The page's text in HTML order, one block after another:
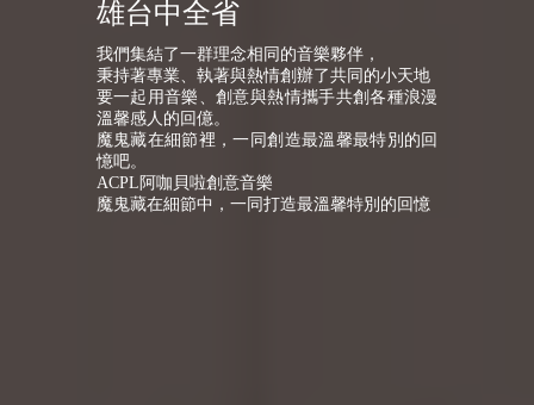
雄台中全省
我們集結了一群理念相同的音樂夥伴，
秉持著專業、執著與熱情創辦了共同的小天地
要一起用音樂、創意與熱情攜手共創各種浪漫
溫馨感人的回億。
魔鬼藏在細節裡，一同創造最溫馨最特別的回
憶吧。
ACPL阿咖貝啦創意音樂
魔鬼藏在細節中，一同打造最溫馨特別的回憶